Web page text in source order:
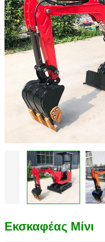
Εκσκαφέας Μίνι